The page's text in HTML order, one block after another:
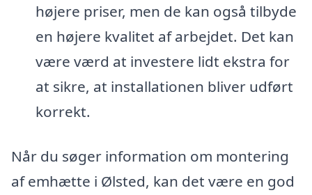
højere priser, men de kan også tilbyde
en højere kvalitet af arbejdet. Det kan
være værd at investere lidt ekstra for
at sikre, at installationen bliver udført
korrekt.
Når du søger information om montering
af emhætte i Ølsted, kan det være en god